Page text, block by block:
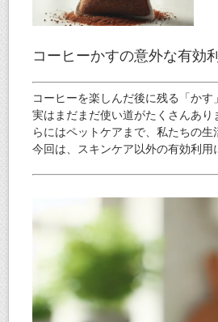
コーヒーかすの意外な有効
コーヒーを楽しんだ後に残る「か
実はまだまだ使い道がたくさんあ
らにはペットケアまで、私たちの
今回は、スキンケア以外の有効利用